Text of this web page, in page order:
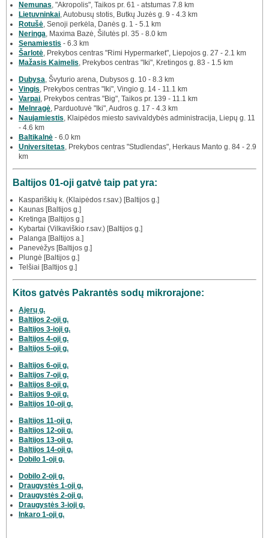
Nemunas, "Akropolis", Taikos pr. 61 - atstumas 7.8 km
Lietuvninkai, Autobusų stotis, Butkų Juzės g. 9 - 4.3 km
Rotušė, Senoji perkėla, Danės g. 1 - 5.1 km
Neringa, Maxima Bazė, Šilutės pl. 35 - 8.0 km
Senamiestis - 6.3 km
Šarlotė, Prekybos centras "Rimi Hypermarket", Liepojos g. 27 - 2.1 km
Mažasis Kaimelis, Prekybos centras "Iki", Kretingos g. 83 - 1.5 km
Dubysa, Švyturio arena, Dubysos g. 10 - 8.3 km
Vingis, Prekybos centras "Iki", Vingio g. 14 - 11.1 km
Varpai, Prekybos centras "Big", Taikos pr. 139 - 11.1 km
Melnragė, Parduotuvė "Iki", Audros g. 17 - 4.3 km
Naujamiestis, Klaipėdos miesto savivaldybės administracija, Liepų g. 11
- 4.6 km
Baltikalnė - 6.0 km
Universitetas, Prekybos centras "Studlendas", Herkaus Manto g. 84 - 2.9
km
Baltijos 01-oji gatvė taip pat yra:
Kaspariškių k. (Klaipėdos r.sav.) [Baltijos g.]
Kaunas [Baltijos g.]
Kretinga [Baltijos g.]
Kybartai (Vilkaviškio r.sav.) [Baltijos g.]
Palanga [Baltijos a.]
Panevėžys [Baltijos g.]
Plungė [Baltijos g.]
Telšiai [Baltijos g.]
Kitos gatvės Pakrantės sodų mikrorajone:
Ajerų g.
Baltijos 2-oji g.
Baltijos 3-ioji g.
Baltijos 4-oji g.
Baltijos 5-oji g.
Baltijos 6-oji g.
Baltijos 7-oji g.
Baltijos 8-oji g.
Baltijos 9-oji g.
Baltijos 10-oji g.
Baltijos 11-oji g.
Baltijos 12-oji g.
Baltijos 13-oji g.
Baltijos 14-oji g.
Dobilo 1-oji g.
Dobilo 2-oji g.
Draugystės 1-oji g.
Draugystės 2-oji g.
Draugystės 3-ioji g.
Inkaro 1-oji g.